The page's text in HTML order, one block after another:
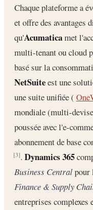
Chaque plateforme a
et offre des avantages
qu'Acumaticamet
multi-tenant ou cloud
basé sur la
NetSuiteest une
une suite unifiée (
mondiale (multi-
poussée avec l'e-
abonnement de base
[3]. Dynamics 365
Business Centralpour
Finance & Supply
entreprises